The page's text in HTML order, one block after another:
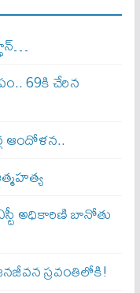
69కి చేరిన
ఆందోళన..
అధికారిణి బానోతు
స్రవంతిలోకి!